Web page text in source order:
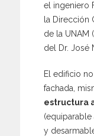
el ingeniero
la Dirección
de la UNAM
del Dr. José
El edificio
fachada,
estructura
(equiparable
y